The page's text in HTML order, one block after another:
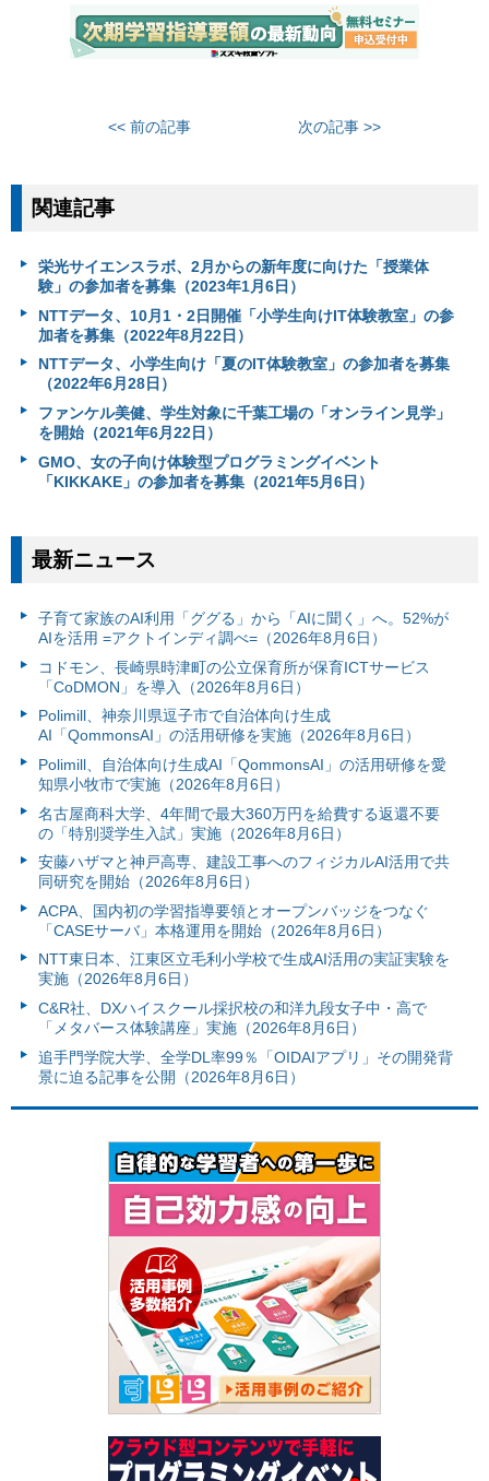
<< 前の記事 次の記事 >>
関連記事
栄光サイエンスラボ、2月からの新年度に向けた「授業体
験」の参加者を募集（2023年1月6日）
NTTデータ、10月1・2日開催「小学生向けIT体験教室」の参
加者を募集（2022年8月22日）
NTTデータ、小学生向け「夏のIT体験教室」の参加者を募集
（2022年6月28日）
ファンケル美健、学生対象に千葉工場の「オンライン見学」
を開始（2021年6月22日）
GMO、女の子向け体験型プログラミングイベント
「KIKKAKE」の参加者を募集（2021年5月6日）
最新ニュース
子育て家族のAI利用「ググる」から「AIに聞く」へ。52%が
AIを活用 =アクトインディ調べ=（2026年8月6日）
コドモン、長崎県時津町の公立保育所が保育ICTサービス
「CoDMON」を導入（2026年8月6日）
Polimill、神奈川県逗子市で自治体向け生成
AI「QommonsAI」の活用研修を実施（2026年8月6日）
Polimill、自治体向け生成AI「QommonsAI」の活用研修を愛
知県小牧市で実施（2026年8月6日）
名古屋商科大学、4年間で最大360万円を給費する返還不要
の「特別奨学生入試」実施（2026年8月6日）
安藤ハザマと神戸高専、建設工事へのフィジカルAI活用で共
同研究を開始（2026年8月6日）
ACPA、国内初の学習指導要領とオープンバッジをつなぐ
「CASEサーバ」本格運用を開始（2026年8月6日）
NTT東日本、江東区立毛利小学校で生成AI活用の実証実験を
実施（2026年8月6日）
C&R社、DXハイスクール採択校の和洋九段女子中・高で
「メタバース体験講座」実施（2026年8月6日）
追手門学院大学、全学DL率99％「OIDAIアプリ」その開発背
景に迫る記事を公開（2026年8月6日）